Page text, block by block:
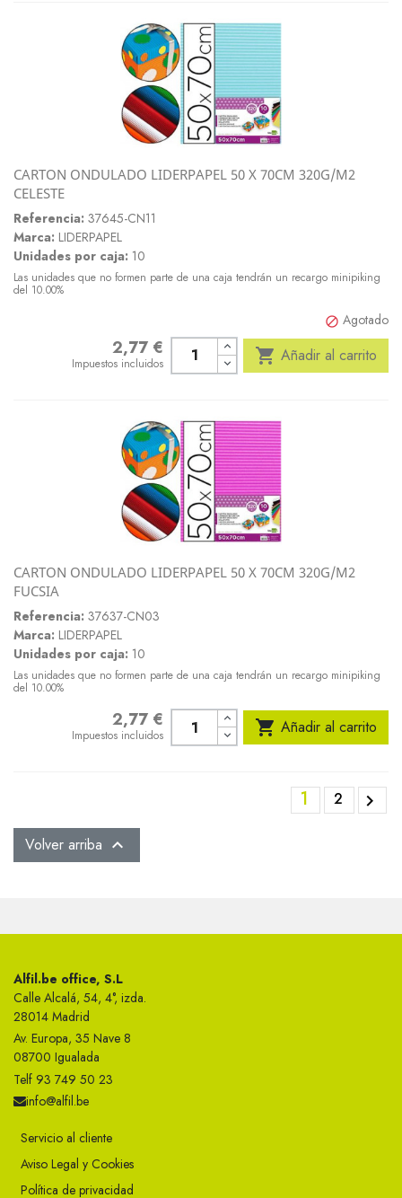
CARTON ONDULADO LIDERPAPEL 50 X 70CM 320G/M2
CELESTE
Referencia: 37645-CN11
Marca: LIDERPAPEL
Unidades por caja: 10
Las unidades que no formen parte de una caja tendrán un recargo minipiking
del 10.00%
 Agotado
2,77 €
Impuestos incluidos  Añadir al carrito
CARTON ONDULADO LIDERPAPEL 50 X 70CM 320G/M2
FUCSIA
Referencia: 37637-CN03
Marca: LIDERPAPEL
Unidades por caja: 10
Las unidades que no formen parte de una caja tendrán un recargo minipiking
del 10.00%
2,77 €
Impuestos incluidos  Añadir al carrito
1 2 
Volver arriba 
Alfil.be office, S.L
Calle Alcalá, 54, 4°, izda.
28014 Madrid
Av. Europa, 35 Nave 8
08700 Igualada
Telf 93 749 50 23
info@alfil.be
Servicio al cliente
Aviso Legal y Cookies
Política de privacidad